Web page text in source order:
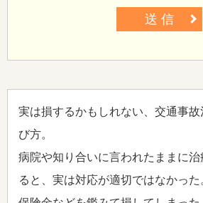
送 信
実は損するかもしれない、交通事
び方。
病院や知り合いに言われたままに
ると、実は対応が適切ではなかった